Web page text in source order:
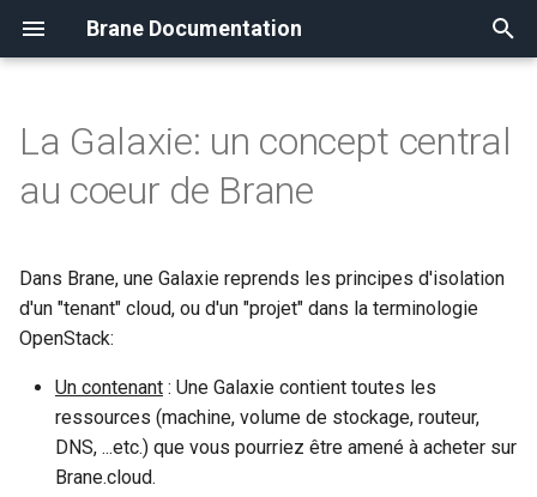
Brane Documentation
e
s
Guide Utilisateur Création d'un compte
Galaxy
Configurer votre Galaxy
Gérer les membres de
Galaxy
Présentation
Instances
Créer une instance
Redimensionner une
Ajouter une clé ssh
Attacher un volume
Détacher un volume
Créer un snapshot de
Images
Uploader une image
Visibilité d'une image
Créer une image Windows
Réseaux
Les réseaux provider
Les groupes de securités
Les sous réseaux (WIP)
Le service DHCP
Présentation
FAQ
La Galaxie: un concept central
au coeur de Brane
Dans Brane, une Galaxie reprends les principes d'isolation
d'un "tenant" cloud, ou d'un "projet" dans la terminologie
OpenStack:
Un contenant : Une Galaxie contient toutes les
ressources (machine, volume de stockage, routeur,
DNS, ...etc.) que vous pourriez être amené à acheter sur
Brane.cloud.